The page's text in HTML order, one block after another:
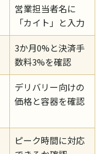
営業担当者名に
「カイト」と入力
3か月0%と決済手
数料3%を確認
デリバリー向けの
価格と容器を確認
ピーク時間に対応